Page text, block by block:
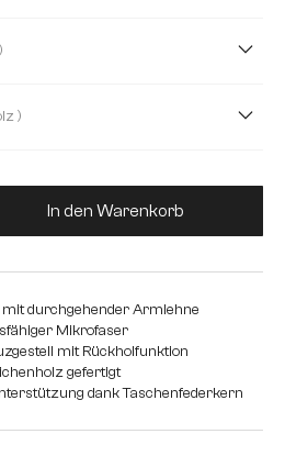
Teddystoff
( Natur )
( Holz )
Anzahl: Gib den
In den Warenkorb
durchgehender Armlehne
Mikrofaser
mit Rückholfunktion
gefertigt
dank Taschenfederkern